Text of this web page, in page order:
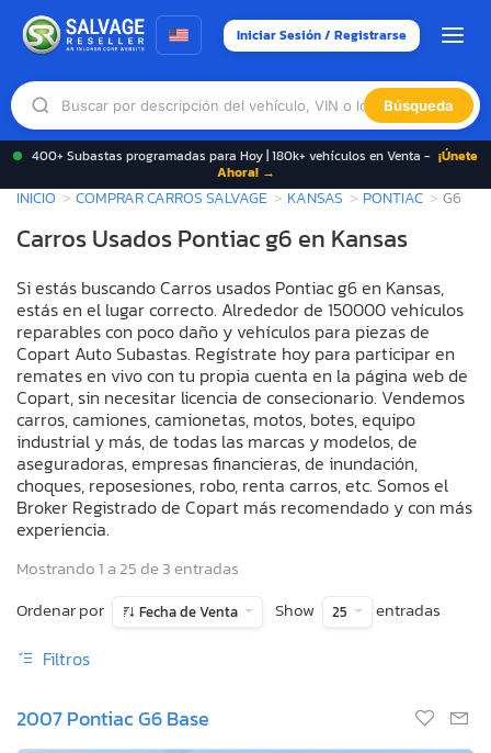
Iniciar Sesión / Registrarse
Búsqueda
400+ Subastas programadas para Hoy | 180k+ vehículos en Venta - ¡Únete
Ahora! →
INICIO COMPRAR CARROS SALVAGE KANSAS PONTIAC G6
Carros Usados Pontiac g6 en Kansas
Si estás buscando Carros usados Pontiac g6 en Kansas,
estás en el lugar correcto. Alrededor de 150000 vehículos
reparables con poco daño y vehículos para piezas de
Copart Auto Subastas. Regístrate hoy para participar en
remates en vivo con tu propia cuenta en la página web de
Copart, sin necesitar licencia de consecionario. Vendemos
carros, camiones, camionetas, motos, botes, equipo
industrial y más, de todas las marcas y modelos, de
aseguradoras, empresas financieras, de inundación,
choques, reposesiones, robo, renta carros, etc. Somos el
Broker Registrado de Copart más recomendado y con más
experiencia.
Mostrando 1 a 25 de 3 entradas
Ordenar por
Fecha de Venta Show 25 entradas
Filtros
2007 Pontiac G6 Base